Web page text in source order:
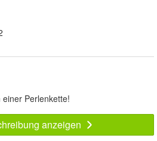
Perlenkette!
anzeigen